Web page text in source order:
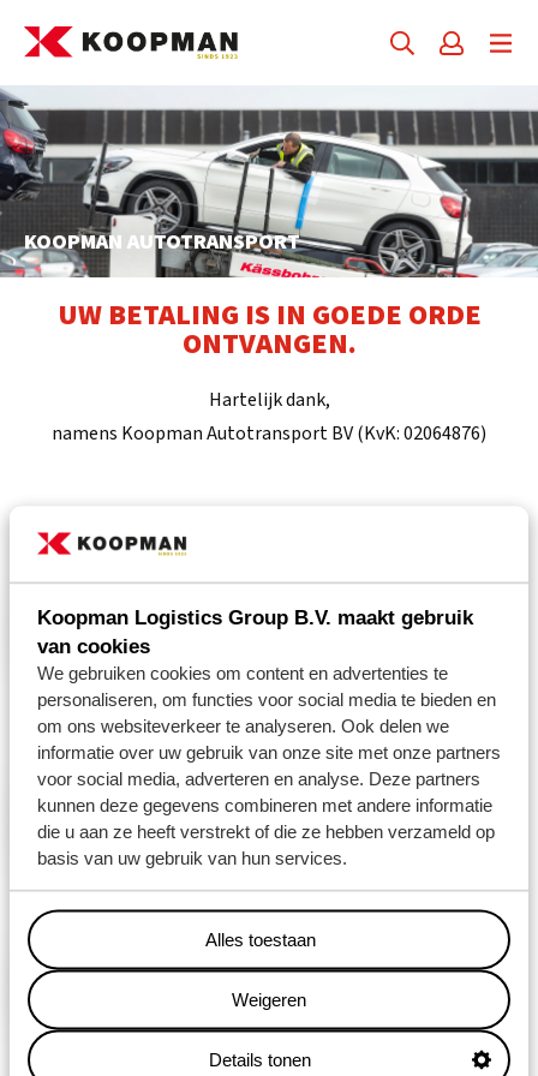
Koopman Logistics Group B.V. maakt gebruik
van cookies
We gebruiken cookies om content en advertenties te
personaliseren, om functies voor social media te bieden en
om ons websiteverkeer te analyseren. Ook delen we
informatie over uw gebruik van onze site met onze partners
voor social media, adverteren en analyse. Deze partners
kunnen deze gegevens combineren met andere informatie
die u aan ze heeft verstrekt of die ze hebben verzameld op
basis van uw gebruik van hun services.
Alles toestaan
Weigeren
Details tonen
KOOPMAN AUTOTRANSPORT
UW BETALING IS IN GOEDE ORDE
ONTVANGEN.
Hartelijk dank,
namens Koopman Autotransport BV (KvK:02064876)
HET LAATSTE NIEUWS
02 juni 2026
STRATEGISCHE SAMENWERKING MET
HYUNDAI GLOVIS EN PORT OF
AMSTERDAM
LEES MEER
02 april 2026
DUURZAAM LOGISTIEK CENTRUM IN
LEEK
LEES MEER
06 februari 2025
KOOPMAN VERNIEUWT VERTROUWD
LEES MEER